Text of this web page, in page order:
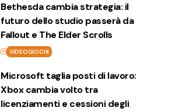
Bethesda cambia strategia: il
futuro dello studio passerà da
Fallout e The Elder Scrolls
VIDEOGIOCHI
Microsoft taglia posti di lavoro:
Xbox cambia volto tra
licenziamenti e cessioni degli